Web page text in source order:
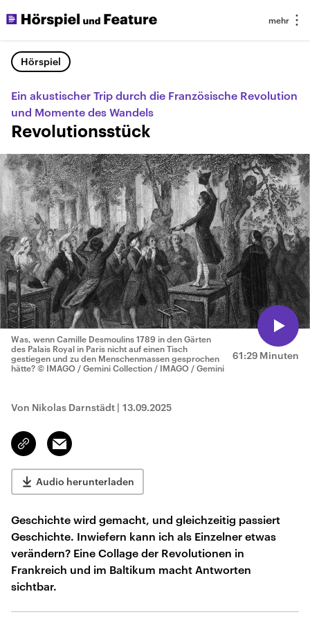
Hörspiel
Ein akustischer Trip durch die Französische Revolution
und Momente des Wandels
Revolutionsstück
61:29 Minuten
Was, wenn Camille Desmoulins 1789 in den Gärten
des Palais Royal in Paris nicht auf einen Tisch
gestiegen und zu den Menschenmassen gesprochen
hätte? © IMAGO / Gemini Collection / IMAGO / Gemini
Von Nikolas Darnstädt | 13.09.2025
Link
kopieren/teilen
Email
Audio herunterladen
Geschichte wird gemacht, und gleichzeitig passiert
Geschichte. Inwiefern kann ich als Einzelner etwas
verändern? Eine Collage der Revolutionen in
Frankreich und im Baltikum macht Antworten
sichtbar.